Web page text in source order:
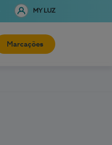
MY LUZ
Marcações